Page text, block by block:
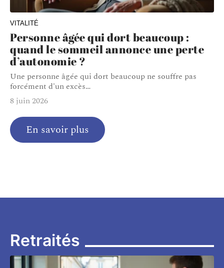
VITALITÉ
Personne âgée qui dort beaucoup :
quand le sommeil annonce une perte
d’autonomie ?
Une personne âgée qui dort beaucoup ne souffre pas
forcément d'un excès…
8 juin 2026
En savoir plus
Retraités